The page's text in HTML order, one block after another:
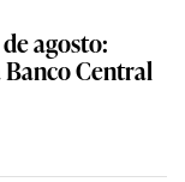
agosto:
Central